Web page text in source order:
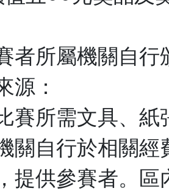
者所屬機關自行
源：
賽所需文具、紙
關自行於相關經
提供參賽者。區